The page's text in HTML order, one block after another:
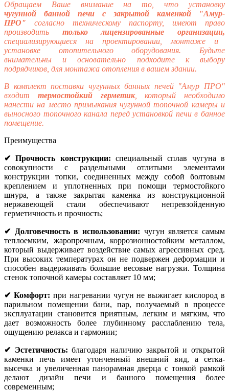
Обращаем Ваше внимание на то, что установку
чугунной
банной печи с закрытой каменкой "Амур-
ПРО"
согласно техническому паспорту, имеют право
производить только лицензированные организации,
специализирующиеся на проектировании, монтаже и
установке отопительного оборудования. Будьте
внимательны и основательно подходите к выбору
подрядчиков, для монтажа отопления в вашем здании.
В комплект поставки чугунных банных печей "Амур ПРО"
входит термостойкий герметик, который необходимо
нанести на место примыкания чугунной топочной камеры и
выносного топочного канала перед установкой печи в банное
помещение.
Преимущества
✔ Прочность конструкции: специальный сплав чугуна в
совокупности с раздельными отлитыми элементами
конструкции топки, соединенных между собой болтовым
креплением и уплотненных при помощи термостойкого
шнура, а также закрытая каменка из конструкционной
нержавеющей стали обеспечивают непревзойденную
герметичность и прочность;
✔ Долговечность в использовании: чугун является самым
теплоемким, жаропрочным, коррозионностойким металлом,
который выдерживает воздействие самых агрессивных сред.
При высоких температурах он не подвержен деформации и
способен выдерживать большие весовые нагрузки. Толщина
стенок топочной камеры составляет 10 мм;
✔ Комфорт: при нагревании чугун не выжигает кислород в
парильном помещении бани, пар, получаемый в процессе
эксплуатации становится приятным, легким и мягким, что
дает возможность более глубинному расслаблению тела,
ощущению релакса и гармонии;
✔ Эстетичность: благодаря наличию закрытой и открытой
каменки печь имеет утонченный внешний вид, а сетка-
высечка и увеличенная панорамная дверца с тонкой рамкой
делают дизайн печи и банного помещения более
современным;